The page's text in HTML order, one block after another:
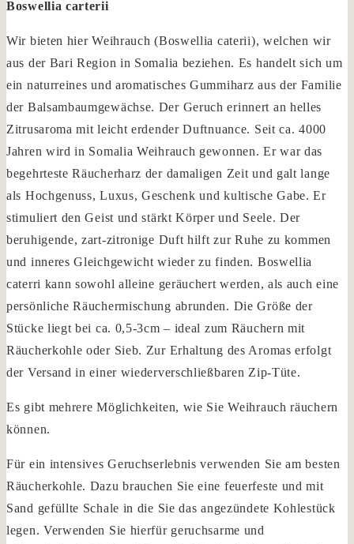
Boswellia carterii
Wir bieten hier Weihrauch (Boswellia caterii), welchen wir
aus der Bari Region in Somalia beziehen. Es handelt sich um
ein naturreines und aromatisches Gummiharz aus der Familie
der Balsambaumgewächse. Der Geruch erinnert an helles
Zitrusaroma mit leicht erdender Duftnuance. Seit ca. 4000
Jahren wird in Somalia Weihrauch gewonnen. Er war das
begehrteste Räucherharz der damaligen Zeit und galt lange
als Hochgenuss, Luxus, Geschenk und kultische Gabe. Er
stimuliert den Geist und stärkt Körper und Seele. Der
beruhigende, zart-zitronige Duft hilft zur Ruhe zu kommen
und inneres Gleichgewicht wieder zu finden. Boswellia
caterri kann sowohl alleine geräuchert werden, als auch eine
persönliche Räuchermischung abrunden. Die Größe der
Stücke liegt bei ca. 0,5-3cm – ideal zum Räuchern mit
Räucherkohle oder Sieb. Zur Erhaltung des Aromas erfolgt
der Versand in einer wiederverschließbaren Zip-Tüte.
Es gibt mehrere Möglichkeiten, wie Sie Weihrauch räuchern
können.
Für ein intensives Geruchserlebnis verwenden Sie am besten
Räucherkohle. Dazu brauchen Sie eine feuerfeste und mit
Sand gefüllte Schale in die Sie das angezündete Kohlestück
legen. Verwenden Sie hierfür geruchsarme und